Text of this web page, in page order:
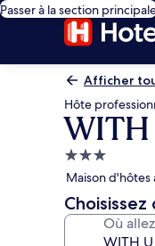
Passer à la section
Afficher
Hôte
Hébergement
3.0 étoiles
Maison d'hôtes
Où